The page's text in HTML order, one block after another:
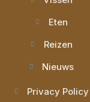
Eten
Reizen
Nieuws
Privacy Policy